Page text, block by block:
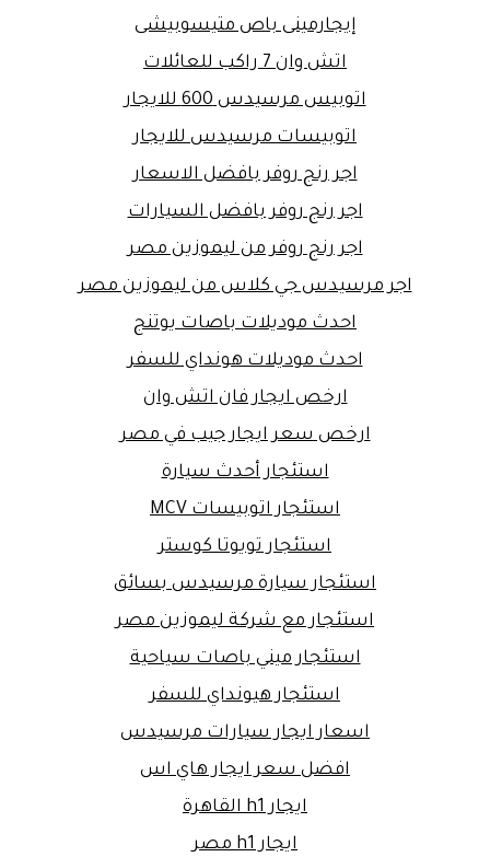
إيجارمينى باص متيسوبيشى
اتش وان 7 راكب للعائلات
اتوبيس مرسيدس 600 للايجار
اتوبيسات مرسيدس للايجار
اجر رنج روفر بافضل الاسعار
اجر رنج روفر بافضل السيارات
اجر رنج روفر من ليموزين مصر
اجر مرسيدس جي كلاس من ليموزين مصر
احدث موديلات باصات يوتنج
احدث موديلات هونداي للسفر
ارخص ايجار فان اتش وان
ارخص سعر ايجار جيب في مصر
استئجار أحدث سيارة
استئجار اتوبيسات MCV
استئجار تويوتا كوستر
استئجار سيارة مرسيدس بسائق
استئجار مع شركة ليموزين مصر
استئجار ميني باصات سياحية
استئجار هيونداي للسفر
اسعار ايجار سيارات مرسيدس
افضل سعر ايجار هاي اس
ايجار h1 القاهرة
ايجار h1 مصر